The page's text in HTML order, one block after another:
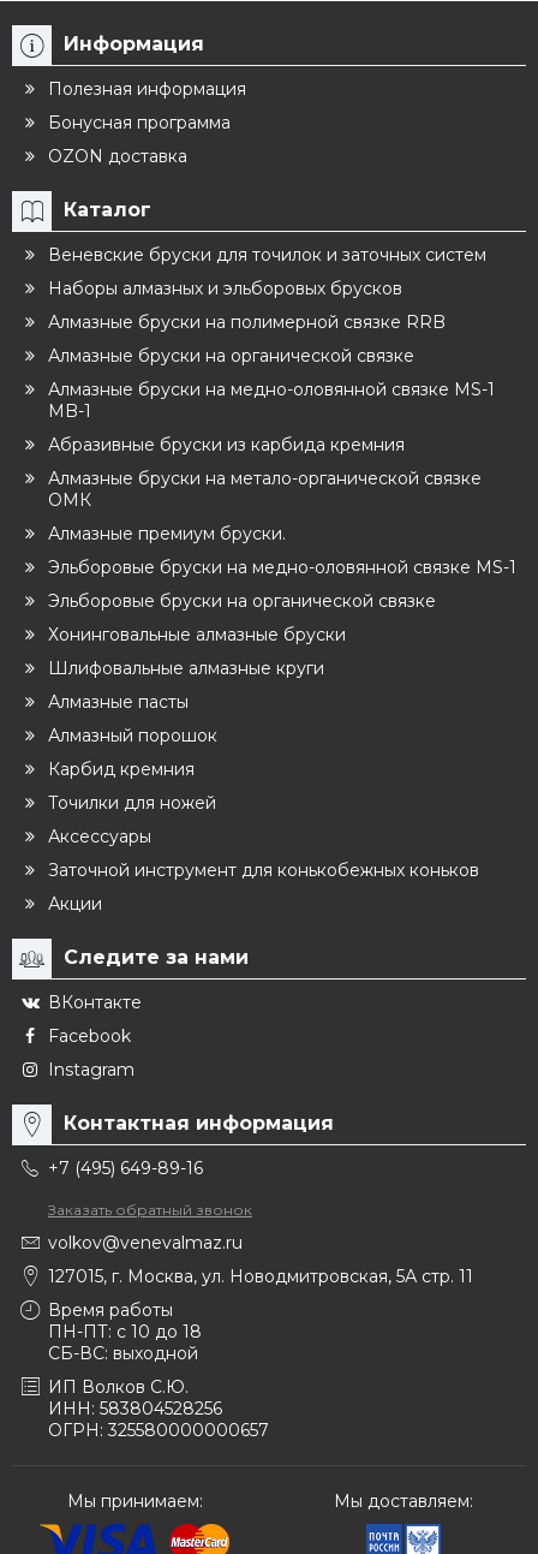
Информация
Полезная информация
Бонусная программа
OZON доставка
Каталог
Веневские бруски для точилок и заточных систем
Наборы алмазных и эльборовых брусков
Алмазные бруски на полимерной связке RRB
Алмазные бруски на органической связке
Алмазные бруски на медно-оловянной связке MS-1
MB-1
Абразивные бруски из карбида кремния
Алмазные бруски на метало-органической связке
ОМК
Алмазные премиум бруски.
Эльборовые бруски на медно-оловянной связке MS-1
Эльборовые бруски на органической связке
Хонинговальные алмазные бруски
Шлифовальные алмазные круги
Алмазные пасты
Алмазный порошок
Карбид кремния
Точилки для ножей
Аксессуары
Заточной инструмент для конькобежных коньков
Акции
Следите за нами
ВКонтакте
Facebook
Instagram
Контактная информация
+7 (495) 649-89-16
Заказать обратный звонок
volkov@venevalmaz.ru
127015, г. Москва, ул. Новодмитровская, 5А стр. 11
Время работы
ПН-ПТ: с 10 до 18
СБ-ВС: выходной
ИП Волков С.Ю.
ИНН: 583804528256
ОГРН: 325580000000657
Мы принимаем: Мы доставляем: